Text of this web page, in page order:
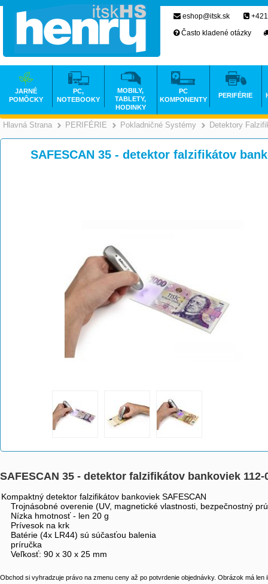
Hlavná Strana >
PERIFÉRIE >
Pokladničné Systémy Detektory
SAFESCAN 35 - detektor falzifikátov
SAFESCAN 35 - detektor falzifikátov bankoviek 112-
Kompaktný detektor falzifikátov bankoviek SAFESCAN
Trojnásobné overenie (UV, magnetické vlastnosti, bezpečnostný
Nízka hmotnosť - len 20 g
Prívesok na krk
Batérie (4x LR44) sú súčasťou balenia
príručka
Veľkosť: 90 x 30 x 25 mm
Obchod si vyhradzuje právo na zmenu ceny až po potvrdenie objednávky. Obrázok má len
eshop@itsk.sk
Často kladené otázky
JARNÉ
POMÔCKY
PC,
NOTEBOOKY
MOBILY,
TABLETY,
HODINKY
PC
KOMPONENTY
PERIFÉRIE